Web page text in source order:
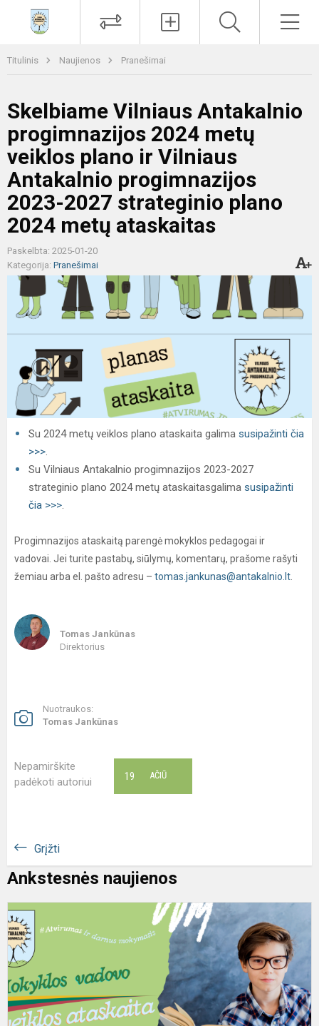
Titulinis Naujienos Pranešimai
Skelbiame Vilniaus Antakalnio
progimnazijos 2024 metų
veiklos plano ir Vilniaus
Antakalnio progimnazijos
2023-2027 strateginio plano
2024 metų ataskaitas
Paskelbta: 2025-01-20
Kategorija: Pranešimai
Su 2024 metų veiklos plano ataskaita galima susipažinti čia
>>>.
Su Vilniaus Antakalnio progimnazijos 2023-2027
strateginio plano 2024 metų ataskaitasgalima susipažinti
čia >>>.
Progimnazijos ataskaitą parengė mokyklos pedagogai ir
vadovai. Jei turite pastabų, siūlymų, komentarų, prašome rašyti
žemiau arba el. pašto adresu – tomas.jankunas@antakalnio.lt
Tomas Jankūnas
Direktorius
Nuotraukos:
Tomas Jankūnas
Nepamirškite
padėkoti autoriui
AČIŪ
19
Grįžti
Ankstesnės naujienos